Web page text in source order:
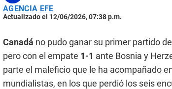
AGENCIA EFE
Actualizado el 12/06/2026, 07:38 p.m.
Canadá no pudo ganar su primer partido
pero con el empate 1-1 ante Bosnia y
parte el maleficio que le ha acompañado
mundialistas, en los que perdió los seis